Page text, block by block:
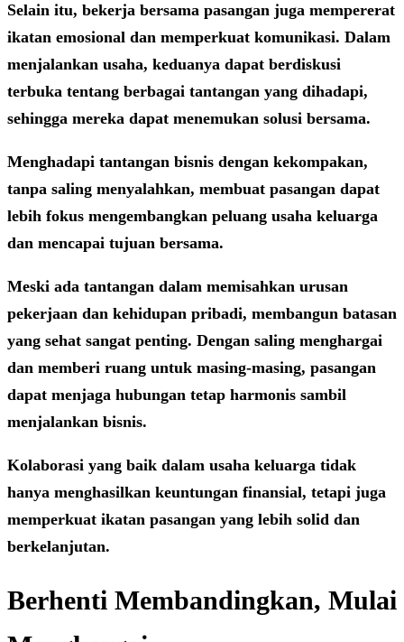
Selain itu, bekerja bersama pasangan juga mempererat
ikatan emosional dan memperkuat komunikasi. Dalam
menjalankan usaha, keduanya dapat berdiskusi
terbuka tentang berbagai tantangan yang dihadapi,
sehingga mereka dapat menemukan solusi bersama.
Menghadapi tantangan bisnis dengan kekompakan,
tanpa saling menyalahkan, membuat pasangan dapat
lebih fokus mengembangkan peluang usaha keluarga
dan mencapai tujuan bersama.
Meski ada tantangan dalam memisahkan urusan
pekerjaan dan kehidupan pribadi, membangun batasan
yang sehat sangat penting. Dengan saling menghargai
dan memberi ruang untuk masing-masing, pasangan
dapat menjaga hubungan tetap harmonis sambil
menjalankan bisnis.
Kolaborasi yang baik dalam usaha keluarga tidak
hanya menghasilkan keuntungan finansial, tetapi juga
memperkuat ikatan pasangan yang lebih solid dan
berkelanjutan.
Berhenti Membandingkan, Mulai